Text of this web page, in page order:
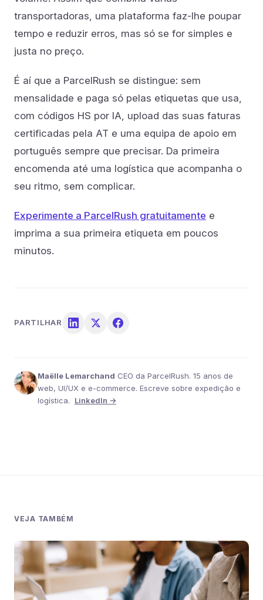
transportadoras, uma plataforma faz-lhe poupar
tempo e reduzir erros, mas só se for simples e
justa no preço.
É aí que a ParcelRush se distingue: sem
mensalidade e paga só pelas etiquetas que usa,
com códigos HS por IA, upload das suas faturas
certificadas pela AT e uma equipa de apoio em
português sempre que precisar. Da primeira
encomenda até uma logística que acompanha o
seu ritmo, sem complicar.
Experimente a ParcelRush gratuitamente e
imprima a sua primeira etiqueta em poucos
minutos.
PARTILHAR
Maëlle Lemarchand CEO da ParcelRush. 15 anos de
web, UI/UX e e-commerce. Escreve sobre expedição e
logística.
LinkedIn →
VEJA TAMBÉM